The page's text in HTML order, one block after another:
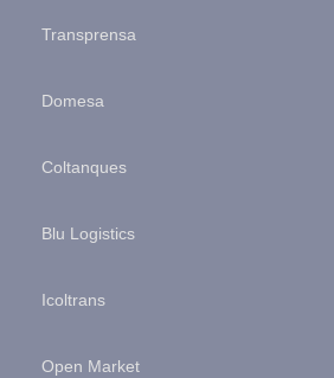
Transprensa
Domesa
Coltanques
Blu Logistics
Icoltrans
Open Market